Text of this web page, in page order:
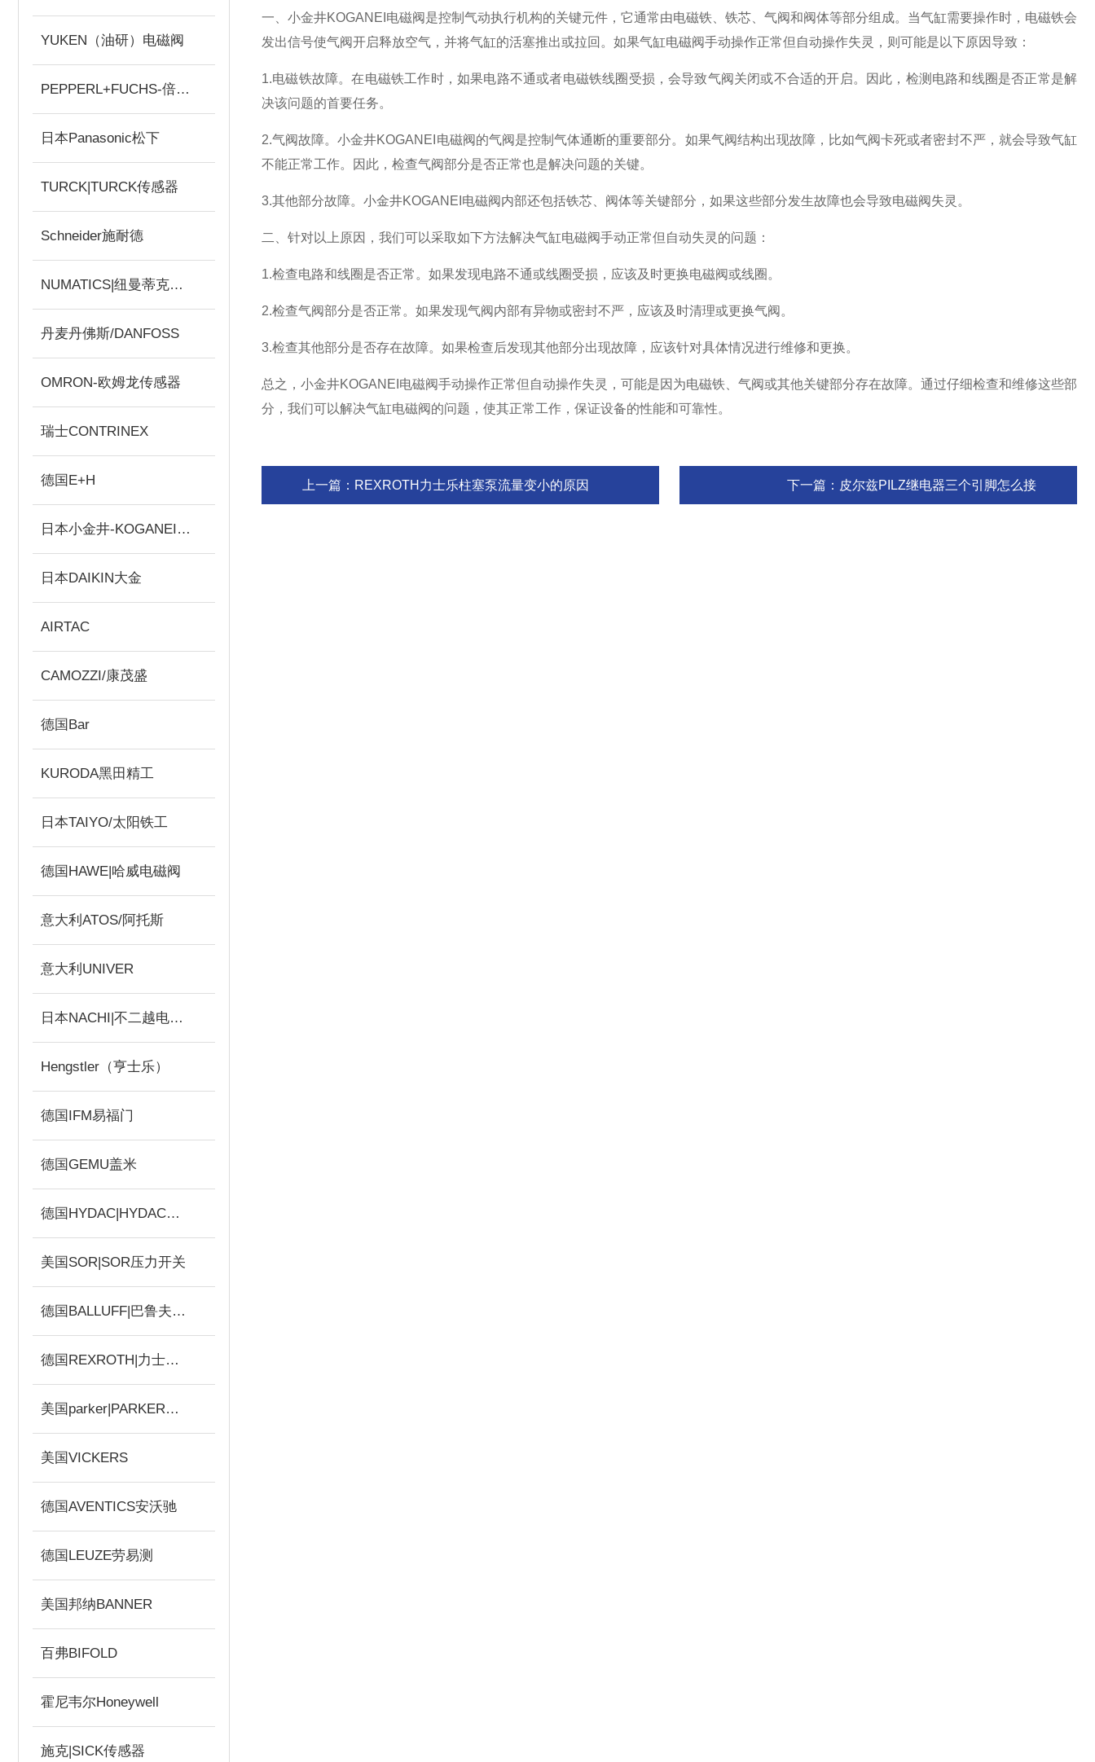
YUKEN（油研）电磁阀
PEPPERL+FUCHS-倍加福
日本Panasonic松下
TURCK|TURCK传感器
Schneider施耐德
NUMATICS|纽曼蒂克电磁阀
丹麦丹佛斯/DANFOSS
OMRON-欧姆龙传感器
瑞士CONTRINEX
德国E+H
日本小金井-KOGANEI气缸
日本DAIKIN大金
AIRTAC
CAMOZZI/康茂盛
德国Bar
KURODA黑田精工
日本TAIYO/太阳铁工
德国HAWE|哈威电磁阀
意大利ATOS/阿托斯
意大利UNIVER
日本NACHI|不二越电磁阀
Hengstler（亨士乐）
德国IFM易福门
德国GEMU盖米
德国HYDAC|HYDAC传感器
美国SOR|SOR压力开关
德国BALLUFF|巴鲁夫传感器
德国REXROTH|力士乐电磁阀
美国parker|PARKER柱塞泵
美国VICKERS
德国AVENTICS安沃驰
德国LEUZE劳易测
美国邦纳BANNER
百弗BIFOLD
霍尼韦尔Honeywell
施克|SICK传感器
一、小金井KOGANEI电磁阀是控制气动执行机构的关键元件，它通常由电磁铁、铁芯、气阀和阀体等部分组成。当气缸需要操作时，电磁铁会
发出信号使气阀开启释放空气，并将气缸的活塞推出或拉回。如果气缸电磁阀手动操作正常但自动操作失灵，则可能是以下原因导致：
1.电磁铁故障。在电磁铁工作时，如果电路不通或者电磁铁线圈受损，会导致气阀关闭或不合适的开启。因此，检测电路和线圈是否正常是解
决该问题的首要任务。
2.气阀故障。小金井KOGANEI电磁阀的气阀是控制气体通断的重要部分。如果气阀结构出现故障，比如气阀卡死或者密封不严，就会导致气缸
不能正常工作。因此，检查气阀部分是否正常也是解决问题的关键。
3.其他部分故障。小金井KOGANEI电磁阀内部还包括铁芯、阀体等关键部分，如果这些部分发生故障也会导致电磁阀失灵。
二、针对以上原因，我们可以采取如下方法解决气缸电磁阀手动正常但自动失灵的问题：
1.检查电路和线圈是否正常。如果发现电路不通或线圈受损，应该及时更换电磁阀或线圈。
2.检查气阀部分是否正常。如果发现气阀内部有异物或密封不严，应该及时清理或更换气阀。
3.检查其他部分是否存在故障。如果检查后发现其他部分出现故障，应该针对具体情况进行维修和更换。
总之，小金井KOGANEI电磁阀手动操作正常但自动操作失灵，可能是因为电磁铁、气阀或其他关键部分存在故障。通过仔细检查和维修这些部
分，我们可以解决气缸电磁阀的问题，使其正常工作，保证设备的性能和可靠性。
上一篇： REXROTH力士乐柱塞泵流量变小的原因 下一篇： 皮尔兹PILZ继电器三个引脚怎么接